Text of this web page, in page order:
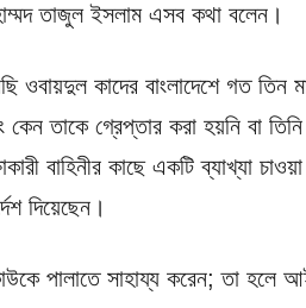
তাজুল ইসলাম এসব কথা বলেন।
কাদের বাংলাদেশে গত তিন
তাকে গ্রেপ্তার করা হয়নি বা তিনি
বাহিনীর কাছে একটি ব্যাখ্যা
দিয়েছেন।
পালাতে সাহায্য করেন; তা হলে